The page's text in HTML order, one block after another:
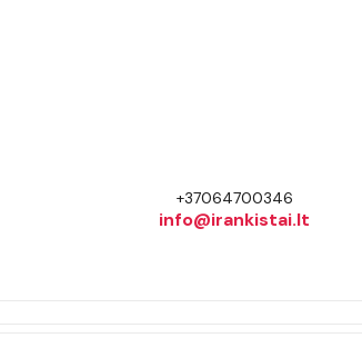
+37064700346
info@irankistai.lt